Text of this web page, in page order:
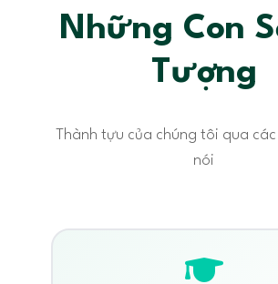
Digital Marketing Canva
Automation
MỨC LƯƠNG
Thỏa thuận
HẠN NỘP
28/02/
Thu nhập hấp dẫn theo
khối lượng hỗ trợ.
Excel
Thỏa thuậnĐã đóng
Đã đóng
Những Con
Tượng
Thành tựu của chúng tôi qua
nói